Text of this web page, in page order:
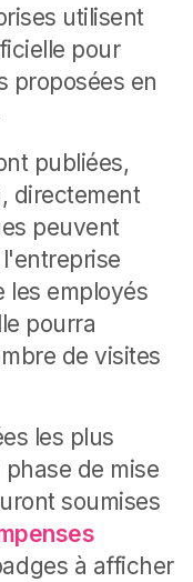
utilisent
pour
proposées en
publiées,
directement
peuvent
les employés
pourra
de visites
les plus
de mise
soumises
à afficher